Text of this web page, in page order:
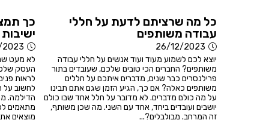
כל מה שרציתם לדעת על חללי
עבודה משותפים
26/12/2023
יוצא לכם לשמוע מעוד ועוד אנשים על חללי עבודה
משותפים? החברים הכי טובים שלכם, שעובדים בתור
פרילנסרים כבר שנים, מדברים איתכם על חללים
משותפים כאלה? אם כך, הגיע הזמן שגם אתם תבינו
על מה כולם מדברים. לא מדובר על חלל אחד שבו כולם
יושבים ועובדים ביחד, אחד עם השני. מה שכן משותף,
זה המרחב. מבולבלים?...
כך
2023
לא מעט
העסק
לראות
לחשוב על
הדילמה.
מתאמים
מוצאים